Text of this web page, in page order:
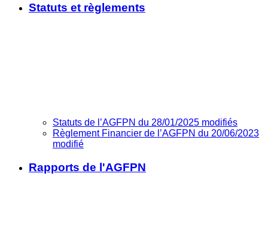
Statuts et règlements
Statuts de l’AGFPN du 28/01/2025 modifiés
Règlement Financier de l’AGFPN du 20/06/2023
modifié
Rapports de l'AGFPN